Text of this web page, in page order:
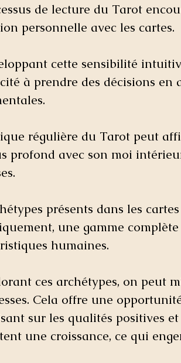
de lecture du Tarot
personnelle avec les cartes.
cette sensibilité
à prendre des décisions en
régulière du Tarot peut
profond avec son moi
présents dans les
une gamme
humaines.
ces archétypes, on peut
Cela offre une
sur les qualités positives
une croissance, ce qui